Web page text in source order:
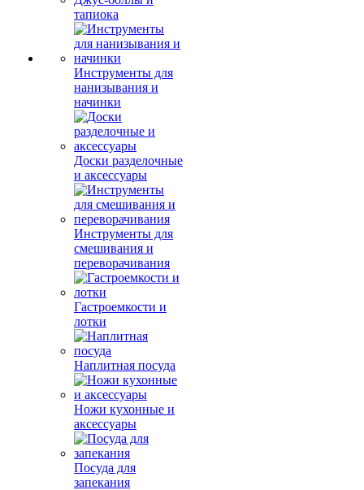
тапиока
Инструменты для
нанизывания и
начинки
Доски разделочные
и аксессуары
Инструменты для
смешивания и
переворачивания
Гастроемкости и
лотки
Наплитная посуда
Ножи кухонные и
аксессуары
Посуда для
запекания